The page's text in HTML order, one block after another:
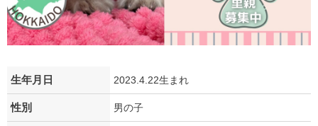
生年月日 2023.4.22生まれ
性別 男の子